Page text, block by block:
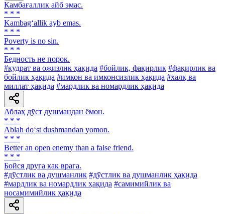
Камбағаллик айб эмас.
* * *
Kambag‘allik ayb emas.
* * *
Poverty is no sin.
* * *
Бедность не порок.
#қудрат ва ожизлик ҳақида #бойлик, фақирлик #фақирлик ва
бойлик ҳақида #имкон ва имконсизлик ҳақида #халқ ва
миллат ҳақида #мардлик ва номардлик ҳақида
Аблаҳ дўст душмандан ёмон.
* * *
Ablah do‘st dushmandan yomon.
* * *
Better an open enemy than a false friend.
* * *
Бойся друга как врага.
#дўстлик ва душманлик #дўстлик ва душманлик ҳақида
#мардлик ва номардлик ҳақида #самимийлик ва
носамимийлик ҳақида